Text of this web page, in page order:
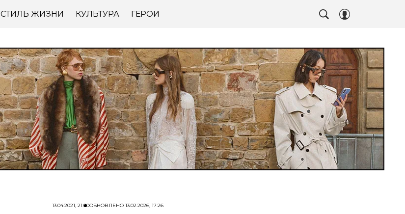
СТИЛЬ ЖИЗНИ КУЛЬТУРА ГЕРОИ
13.04.2021, 21:00ОБНОВЛЕНО 13.02.2026, 17:26